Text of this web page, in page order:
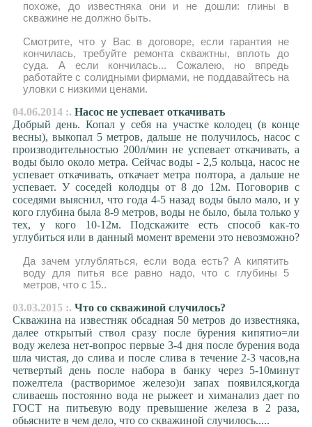
похоже, до известняка они и не дошли: глины в
скважине не должно быть.
Смотрите, что у Вас в договоре, если гарантия не
кончилась, требуйте ремонта скважтны, вплоть до
суда. А если кончилась... Сожалею, но впредь
работайте с солидными фирмами, не поддавайтесь на
уловки с низкими ценами.
04.06.2014 :. Насос не успевает откачивать
Добрый день. Копал у себя на участке колодец (в конце
весны), выкопал 5 метров, дальше не получилось, насос с
производительностью 200л/мин не успевает откачивать, а
воды было около метра. Сейчас воды - 2,5 кольца, насос не
успевает откачивать, откачает метра полтора, а дальше не
успевает. У соседей колодцы от 8 до 12м. Поговорив с
соседями выяснил, что года 4-5 назад воды было мало, и у
кого глубина была 8-9 метров, воды не было, была только у
тех, у кого 10-12м. Подскажите есть способ как-то
углубиться или в данный момент времени это невозможно?
Да зачем углубляться, если вода есть? А кипятить
воду для питья все равно надо, что с глубины 5
метров, что с 15..
03.03.2015 :. Что со скважиной случилось?
Скважина на известняк обсадная 50 метров до известняка,
далее открытый ствол сразу после бурения кипятио=ли
воду железа нет-вопрос первые 3-4 дня после бурения вода
шла чистая, до слива и после слива в течение 2-3 часов,на
четвертый день после набора в банку через 5-10минут
пожелтела (растворимое железо)и запах появился,когда
сливаешь постоянно вода не рыжеет и химанализ дает по
ГОСТ на питьевую воду превышение железа в 2 раза,
обьясните в чем дело, что со скважиной случилось.....